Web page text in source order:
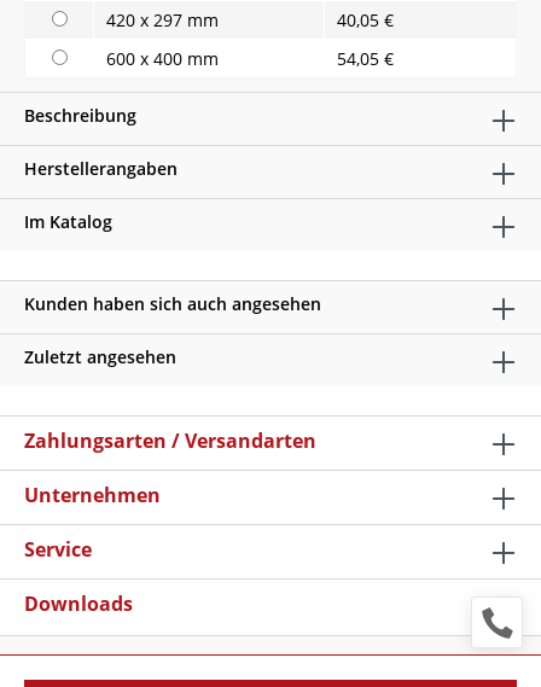
420 x 297 mm
40,05 €
600 x 400 mm
54,05 €
Beschreibung
Herstellerangaben
Im Katalog
Kunden haben sich auch angesehen
Zuletzt angesehen
Zahlungsarten / Versandarten
Unternehmen
Service
Downloads